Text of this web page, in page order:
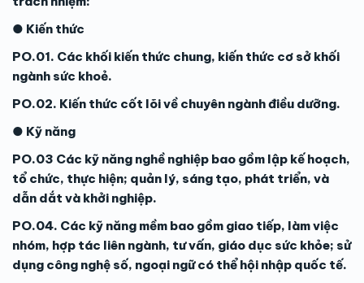
● Kiến thức
PO.01. Các khối kiến thức chung, kiến thức cơ sở khối
ngành sức khoẻ.
PO.02. Kiến thức cốt lõi về chuyên ngành điều dưỡng.
● Kỹ năng
PO.03 Các kỹ năng nghề nghiệp bao gồm lập kế hoạch,
tổ chức, thực hiện; quản lý, sáng tạo, phát triển, và
dẫn dắt và khởi nghiệp.
PO.04. Các kỹ năng mềm bao gồm giao tiếp, làm việc
nhóm, hợp tác liên ngành, tư vấn, giáo dục sức khỏe; sử
dụng công nghệ số, ngoại ngữ có thể hội nhập quốc tế.